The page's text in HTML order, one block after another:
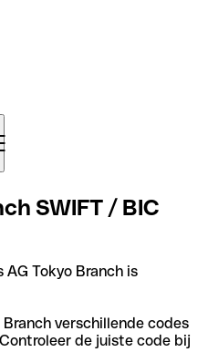
SWIFT / BIC
AG Tokyo Branch is
verschillende codes
de juiste code bij